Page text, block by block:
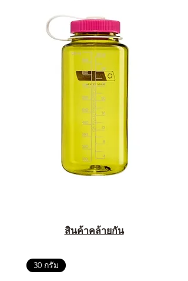
สินค้าคล้ายกัน
30 กรัม